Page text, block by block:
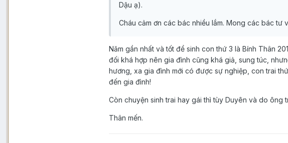
Dậu ạ).
Cháu cảm ơn các bác nhiều lắm. Mong các bác tư
Năm gần nhất và tốt để sinh con thứ 3 là Bính Thân
đối khá hợp nên gia đình cũng khá giả, sung túc,
hương, xa gia đình mới có được sự nghiệp, con trai
đến gia đình!
Còn chuyện sinh trai hay gái thì tùy Duyên và do ông
Thân mến.